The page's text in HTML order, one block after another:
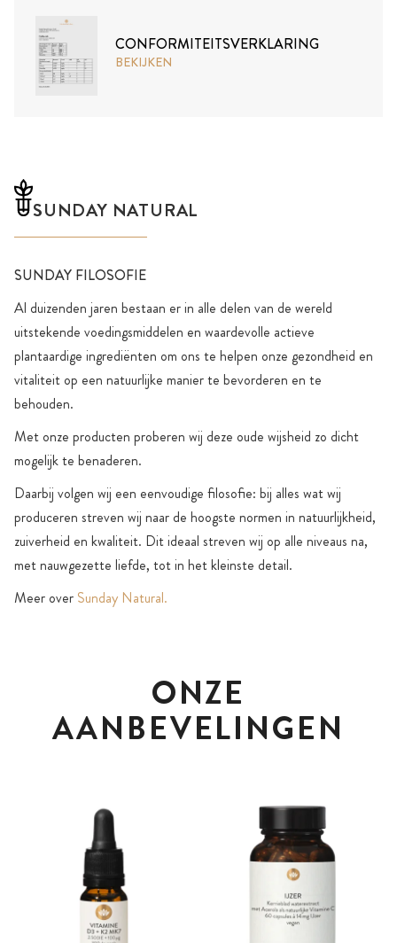
CONFORMITEITSVERKLARING
BEKIJKEN
SUNDAY NATURAL
SUNDAY FILOSOFIE
Al duizenden jaren bestaan er in alle delen van de wereld
uitstekende voedingsmiddelen en waardevolle actieve
plantaardige ingrediënten om ons te helpen onze gezondheid en
vitaliteit op een natuurlijke manier te bevorderen en te
behouden.
Met onze producten proberen wij deze oude wijsheid zo dicht
mogelijk te benaderen.
Daarbij volgen wij een eenvoudige filosofie: bij alles wat wij
produceren streven wij naar de hoogste normen in natuurlijkheid,
zuiverheid en kwaliteit. Dit ideaal streven wij op alle niveaus na,
met nauwgezette liefde, tot in het kleinste detail.
Meer over Sunday Natural.
ONZE
AANBEVELINGEN